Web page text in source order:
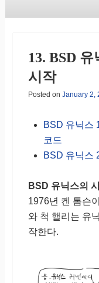
13. BSD
시작
Posted on January 2,
BSD 유닉스
코드
BSD 유닉스
BSD 유닉스의
1976년 켄 톰슨
와 척 핼리는 유
작한다.